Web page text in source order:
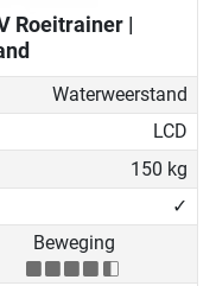
Roeitrainer |
Waterweerstand
LCD
150 kg
✓
Beweging